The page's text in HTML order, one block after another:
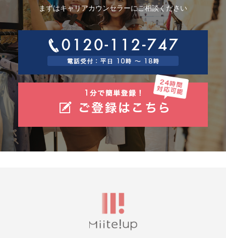
まずはキャリアカウンセラーにご相談ください